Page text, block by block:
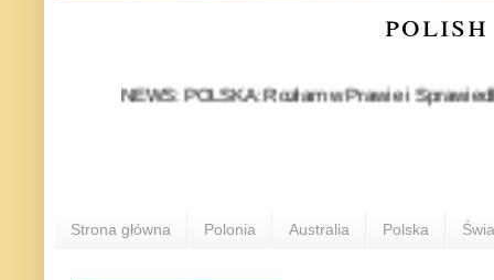
NEWS: POLSKA: Rozłam w Prawie i
Strona główna Polonia Australia Polska